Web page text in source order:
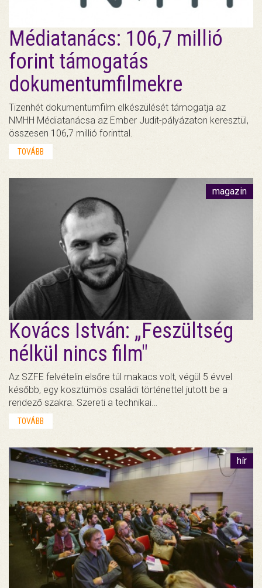
Médiatanács: 106,7 millió
forint támogatás
dokumentumfilmekre
Tizenhét dokumentumfilm elkészülését támogatja az
NMHH Médiatanácsa az Ember Judit-pályázaton keresztül,
összesen 106,7 millió forinttal.
TOVÁBB
magazin
Kovács István: „Feszültség
nélkül nincs film"
Az SZFE felvételin elsőre túl makacs volt, végül 5 évvel
később, egy kosztümös családi történettel jutott be a
rendező szakra. Szereti a technikai…
TOVÁBB
hír